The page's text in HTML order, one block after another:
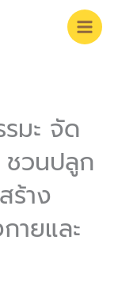
มะ จัด
ชวนปลูก
ร้าง
ายและ